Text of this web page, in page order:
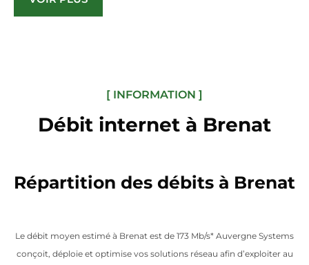
[ INFORMATION ]
Débit internet à Brenat
Répartition des débits à Brenat
Le débit moyen estimé à Brenat est de 173 Mb/s* Auvergne Systems
conçoit, déploie et optimise vos solutions réseau afin d’exploiter au